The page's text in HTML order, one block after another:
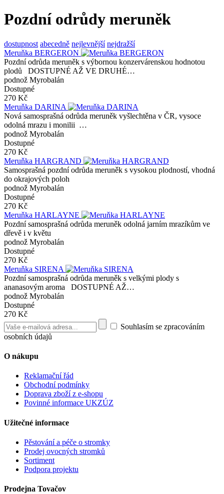
Pozdní odrůdy meruněk
dostupnost abecedně nejlevnější nejdražší
Meruňka BERGERON
Pozdní odrůda meruněk s výbornou konzervárenskou hodnotou
plodů DOSTUPNÉ AŽ VE DRUHÉ…
podnož Myrobalán
Dostupné
270 Kč
Meruňka DARINA
Nová samosprašná odrůda meruněk vyšlechtěna v ČR, vysoce
odolná mrazu i monilii …
podnož Myrobalán
Dostupné
270 Kč
Meruňka HARGRAND
Samosprašná pozdní odrůda meruněk s vysokou plodností, vhodná
do okrajových poloh
podnož Myrobalán
Dostupné
270 Kč
Meruňka HARLAYNE
Pozdní samosprašná odrůda meruněk odolná jarním mrazíkům ve
dřevě i v květu
podnož Myrobalán
Dostupné
270 Kč
Meruňka SIRENA
Pozdní samosprašná odrůda meruněk s velkými plody s
ananasovým aroma DOSTUPNÉ AŽ…
podnož Myrobalán
Dostupné
270 Kč
Souhlasím se zpracováním
osobních údajů
O nákupu
Reklamační řád
Obchodní podmínky
Doprava zboží z e-shopu
Povinné informace UKZÚZ
Užitečné informace
Pěstování a péče o stromky
Prodej ovocných stromků
Sortiment
Podpora projektu
Prodejna Tovačov